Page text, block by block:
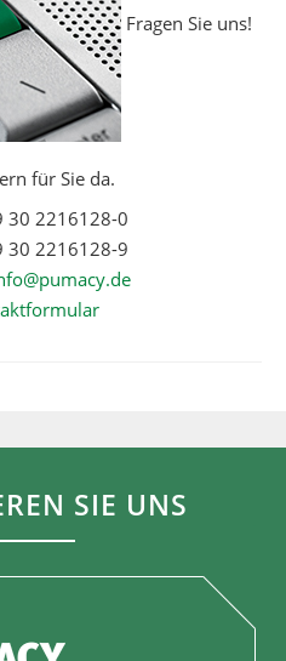
Fragen Sie uns!
für Sie da.
30 2216128-0
30 2216128-9
SIE UNS